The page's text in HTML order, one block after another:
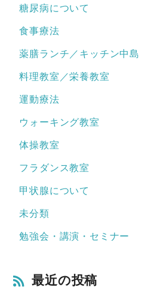
糖尿病について
食事療法
薬膳ランチ／キッチン中島
料理教室／栄養教室
運動療法
ウォーキング教室
体操教室
フラダンス教室
甲状腺について
未分類
勉強会・講演・セミナー
最近の投稿